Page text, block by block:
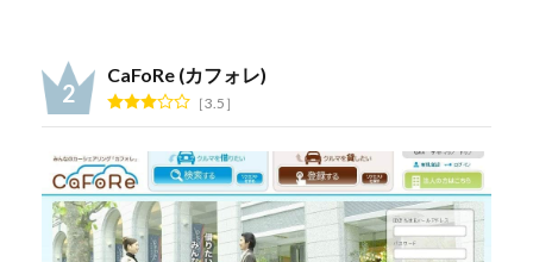
CaFoRe (カフォレ)
3.5